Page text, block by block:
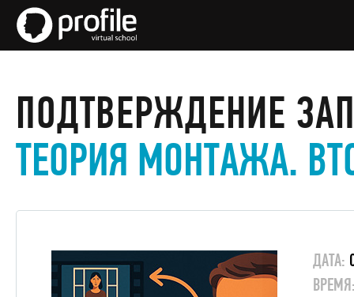
ПОДТВЕРЖДЕНИЕ
ТЕОРИЯ МОНТАЖА.
ДАТА: